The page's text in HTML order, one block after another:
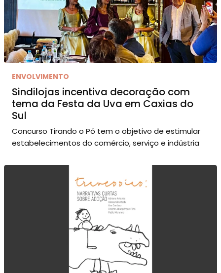
ENVOLVIMENTO
Sindilojas incentiva decoração com
tema da Festa da Uva em Caxias do
Sul
Concurso Tirando o Pó tem o objetivo de estimular
estabelecimentos do comércio, serviço e indústria